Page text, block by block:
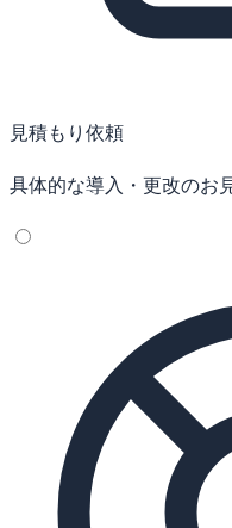
見積もり依頼
具体的な導入・更改のお